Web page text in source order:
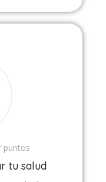
puntos
tu salud